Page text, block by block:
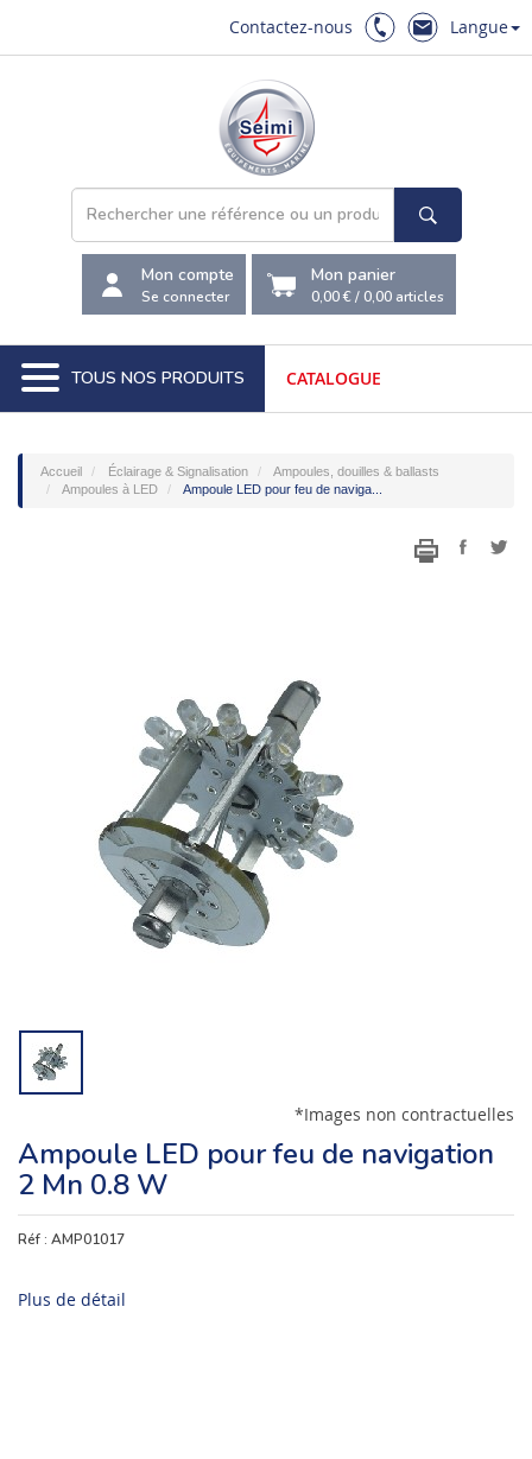
Contactez-nous Langue
Mon compte
Se connecter
Mon panier
0,00 €/0,00 articles
TOUS NOS PRODUITS CATALOGUE
Accueil Éclairage & Signalisation
Ampoules, douilles & ballasts
Ampoules à LED
Ampoule LED pour feu de naviga...
*Images non contractuelles
Ampoule LED pour feu de navigation
2 Mn 0.8 W
Réf : AMP01017
Plus de détail